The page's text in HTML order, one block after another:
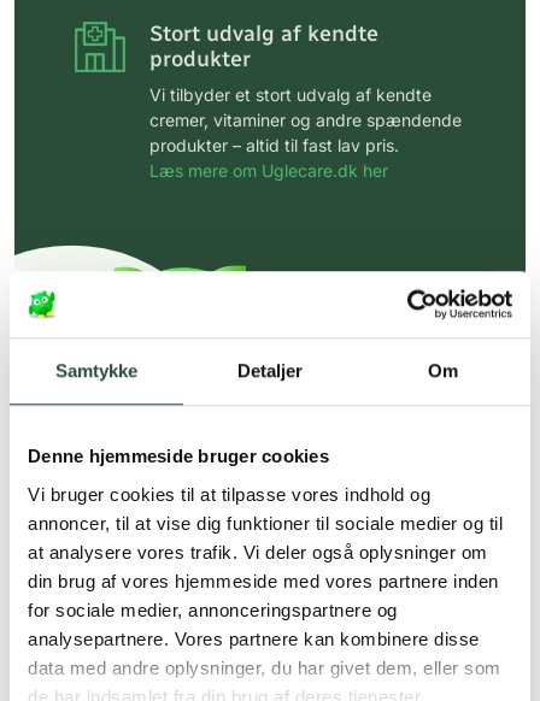
Samtykke Detaljer Om
Denne hjemmeside bruger cookies
Vi bruger cookies til at tilpasse vores indhold og
annoncer, til at vise dig funktioner til sociale medier og til
at analysere vores trafik. Vi deler også oplysninger om
din brug af vores hjemmeside med vores partnere inden
for sociale medier, annonceringspartnere og
analysepartnere. Vores partnere kan kombinere disse
data med andre oplysninger, du har givet dem, eller som
de har indsamlet fra din brug af deres tjenester.
Stort udvalg af kendte
produkter
Vi tilbyder et stort udvalg af kendte
cremer, vitaminer og andre spændende
produkter – altid til fast lav pris.
Læs mere om Uglecare.dk her